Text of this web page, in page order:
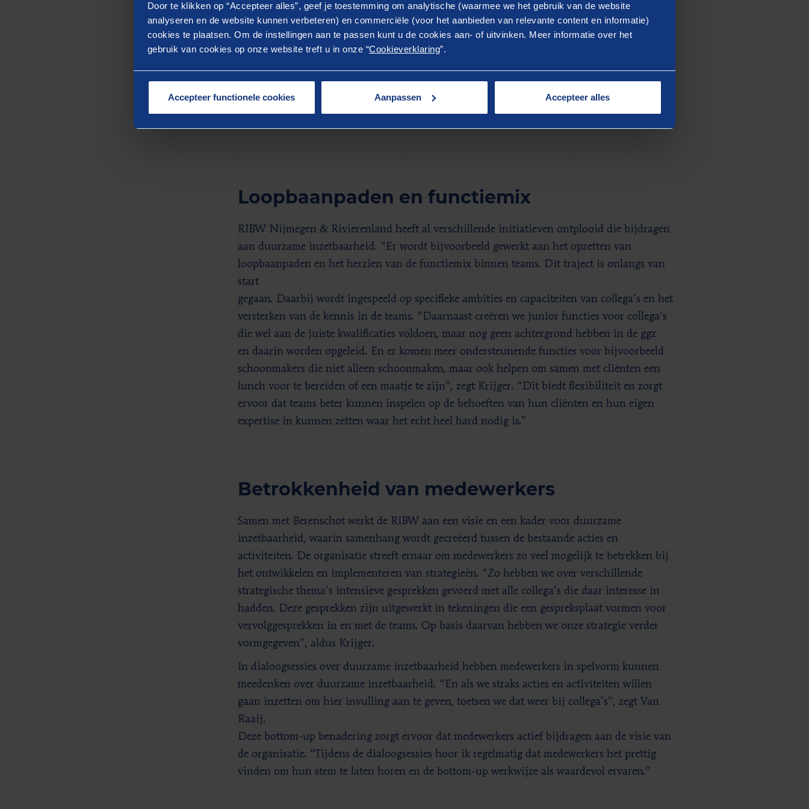
Door te klikken op “Accepteer alles”, geef je toestemming om analytische (waarmee we het gebruik van de website
analyseren en de website kunnen verbeteren) en commerciële (voor het aanbieden van relevante content en informatie)
cookies te plaatsen. Om de instellingen aan te passen kunt u de cookies aan- of uitvinken. Meer informatie over het
gebruik van cookies op onze website treft u in onze “Cookieverklaring”.
Accepteer functionele cookies Aanpassen Accepteer alles
de juiste wijze toegerust worden om hun
werk goed te doen.
- Reinet Krijger, directeur Mens & Gezondheid, RIBW Nijmegen en Rivierenland.
Loopbaanpaden en functiemix
RIBW Nijmegen & Rivierenland heeft al verschillende initiatieven ontplooid die bijdragen
aan duurzame inzetbaarheid. “Er wordt bijvoorbeeld gewerkt aan het opzetten van
loopbaanpaden en het herzien van de functiemix binnen teams. Dit traject is onlangs van
start
gegaan. Daarbij wordt ingespeeld op specifieke ambities en capaciteiten van collega’s en het
versterken van de kennis in de teams. “Daarnaast creëren we junior functies voor collega’s
die wel aan de juiste kwalificaties voldoen, maar nog geen achtergrond hebben in de ggz
en daarin worden opgeleid. En er komen meer ondersteunende functies voor bijvoorbeeld
schoonmakers die niet alleen schoonmaken, maar ook helpen om samen met cliënten een
lunch voor te bereiden of een maatje te zijn”, zegt Krijger. “Dit biedt flexibiliteit en zorgt
ervoor dat teams beter kunnen inspelen op de behoeften van hun cliënten en hun eigen
expertise in kunnen zetten waar het echt heel hard nodig is.”
Betrokkenheid van medewerkers
Samen met Berenschot werkt de RIBW aan een visie en een kader voor duurzame
inzetbaarheid, waarin samenhang wordt gecreëerd tussen de bestaande acties en
activiteiten. De organisatie streeft ernaar om medewerkers zo veel mogelijk te betrekken bij
het ontwikkelen en implementeren van strategieën. “Zo hebben we over verschillende
strategische thema’s intensieve gesprekken gevoerd met alle collega’s die daar interesse in
hadden. Deze gesprekken zijn uitgewerkt in tekeningen die een gespreksplaat vormen voor
vervolggesprekken in en met de teams. Op basis daarvan hebben we onze strategie verder
vormgegeven”, aldus Krijger.
In dialoogsessies over duurzame inzetbaarheid hebben medewerkers in spelvorm kunnen
meedenken over duurzame inzetbaarheid. “En als we straks acties en activiteiten willen
gaan inzetten om hier invulling aan te geven, toetsen we dat weer bij collega’s”, zegt Van
Raaij.
Deze bottom-up benadering zorgt ervoor dat medewerkers actief bijdragen aan de visie van
de organisatie. “Tijdens de dialoogsessies hoor ik regelmatig dat medewerkers het prettig
vinden om hun stem te laten horen en de bottom-up werkwijze als waardevol ervaren.”